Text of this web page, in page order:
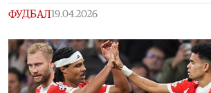
ФУДБАЛ19.04.2026